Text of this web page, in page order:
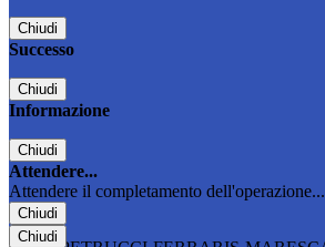
Chiudi
Successo
Chiudi
Informazione
Chiudi
Attendere...
Attendere il completamento dell'operazione...
Chiudi
Chiudi